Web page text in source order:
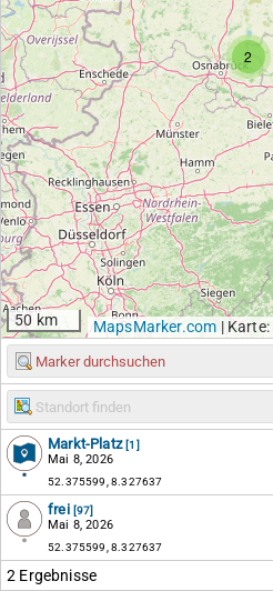
2
50 km MapsMarker.com |
Markt-Platz [1]
Mai 8, 2026
52.375599, 8.327637
frei [97]
Mai 8, 2026
52.375599, 8.327637
2 Ergebnisse